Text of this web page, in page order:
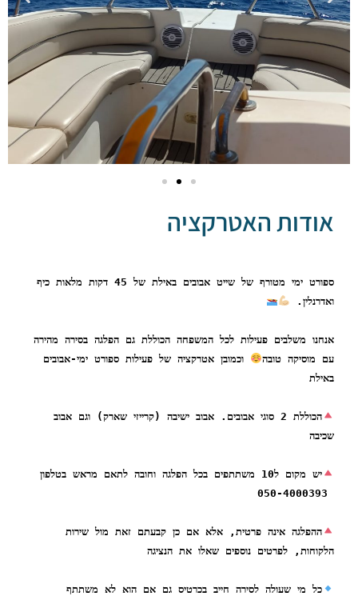
האטרקציה
ספורט ימי מטורף של שייט אבובים באילת של 45 דקות מלאות כיף
אנחנו משלבים פעילות לכל המשפחה הכוללת גם הפלגה בסירה מהירה
טובה
וכמובן אטרקציה של פעילות ספורט ימי-אבובים
הכוללת 2 סוגי אבובים. אבוב ישיבה (קרייזי שארק) וגם אבוב
יש מקום ל10 משתתפים בכל הפלגה וחובה לתאם מראש בטלפון
ההפלגה אינה פרטית, אלא אם כן קבעתם זאת מול שירות
לפרטים נוספים שאלו את הנציגה
כל מי שעולה לסירה חייב בכרטיס גם אם הוא לא משתתף